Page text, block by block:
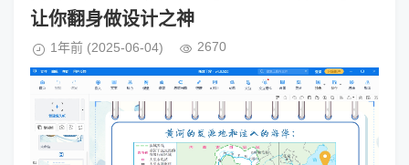
让你翻身做设计之神
1年前 (2025-06-04) 2670